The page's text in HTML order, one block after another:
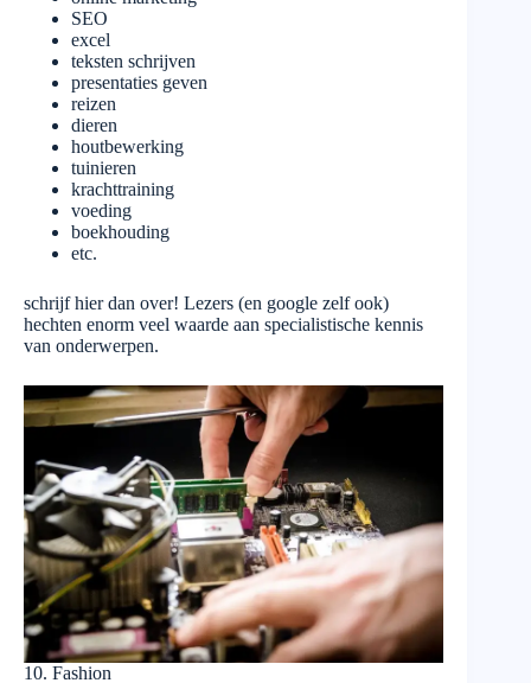
SEO
excel
teksten schrijven
presentaties geven
reizen
dieren
houtbewerking
tuinieren
krachttraining
voeding
boekhouding
etc.
schrijf hier dan over! Lezers (en google zelf ook)
hechten enorm veel waarde aan specialistische kennis
van onderwerpen.
10. Fashion